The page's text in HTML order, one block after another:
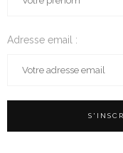
Adresse email :